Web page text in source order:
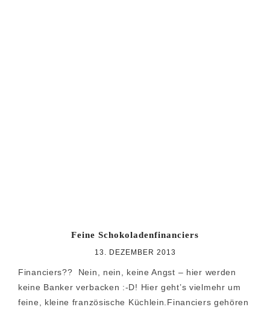
Feine Schokoladenfinanciers
13. DEZEMBER 2013
Financiers?? Nein, nein, keine Angst – hier werden
keine Banker verbacken :-D! Hier geht’s vielmehr um
feine, kleine französische Küchlein.Financiers gehören